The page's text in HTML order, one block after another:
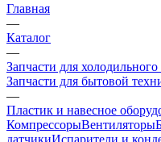
Главная
—
Каталог
—
Запчасти для
Запчасти для бытовой
—
Пластик и навесное
КомпрессорыВентиляторы
датчикиИспарители и